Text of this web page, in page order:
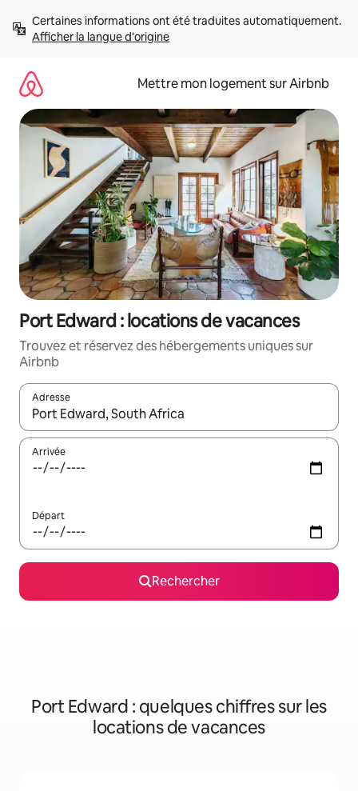
directement
Afficher la langue d'origine
Mettre mon logement sur Airbnb
Port Edward : locations de vacances
Trouvez et réservez des hébergements uniques sur
Airbnb
Adresse
Lorsque les résultats s'affichent, utilisez les flèches vers le
Arrivée
Départ
Rechercher
Port Edward : quelques chiffres sur les
locations de vacances